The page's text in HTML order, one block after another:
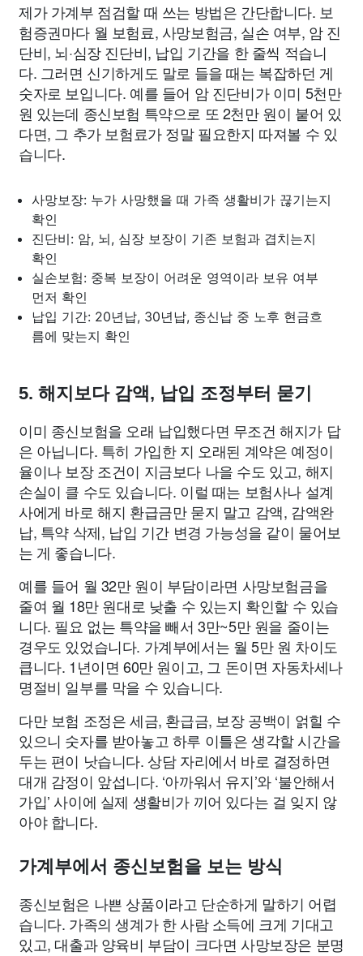
제가 가계부 점검할 때 쓰는 방법은 간단합니다. 보
험증권마다 월 보험료, 사망보험금, 실손 여부, 암 진
단비, 뇌·심장 진단비, 납입 기간을 한 줄씩 적습니
다. 그러면 신기하게도 말로 들을 때는 복잡하던 게
숫자로 보입니다. 예를 들어 암 진단비가 이미 5천만
원 있는데 종신보험 특약으로 또 2천만 원이 붙어 있
다면, 그 추가 보험료가 정말 필요한지 따져볼 수 있
습니다.
사망보장: 누가 사망했을 때 가족 생활비가 끊기는지
확인
진단비: 암, 뇌, 심장 보장이 기존 보험과 겹치는지
확인
실손보험: 중복 보장이 어려운 영역이라 보유 여부
먼저 확인
납입 기간: 20년납, 30년납, 종신납 중 노후 현금흐
름에 맞는지 확인
5. 해지보다 감액, 납입 조정부터 묻기
이미 종신보험을 오래 납입했다면 무조건 해지가 답
은 아닙니다. 특히 가입한 지 오래된 계약은 예정이
율이나 보장 조건이 지금보다 나을 수도 있고, 해지
손실이 클 수도 있습니다. 이럴 때는 보험사나 설계
사에게 바로 해지 환급금만 묻지 말고 감액, 감액완
납, 특약 삭제, 납입 기간 변경 가능성을 같이 물어보
는 게 좋습니다.
예를 들어 월 32만 원이 부담이라면 사망보험금을
줄여 월 18만 원대로 낮출 수 있는지 확인할 수 있습
니다. 필요 없는 특약을 빼서 3만~5만 원을 줄이는
경우도 있었습니다. 가계부에서는 월 5만 원 차이도
큽니다. 1년이면 60만 원이고, 그 돈이면 자동차세나
명절비 일부를 막을 수 있습니다.
다만 보험 조정은 세금, 환급금, 보장 공백이 얽힐 수
있으니 숫자를 받아놓고 하루 이틀은 생각할 시간을
두는 편이 낫습니다. 상담 자리에서 바로 결정하면
대개 감정이 앞섭니다. ‘아까워서 유지’와 ‘불안해서
가입’ 사이에 실제 생활비가 끼어 있다는 걸 잊지 않
아야 합니다.
가계부에서 종신보험을 보는 방식
종신보험은 나쁜 상품이라고 단순하게 말하기 어렵
습니다. 가족의 생계가 한 사람 소득에 크게 기대고
있고, 대출과 양육비 부담이 크다면 사망보장은 분명